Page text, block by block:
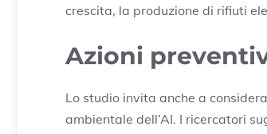
crescita, la produzione di rifiuti
Azioni
Lo studio invita anche a
ambientale dell’AI. I ricercatori